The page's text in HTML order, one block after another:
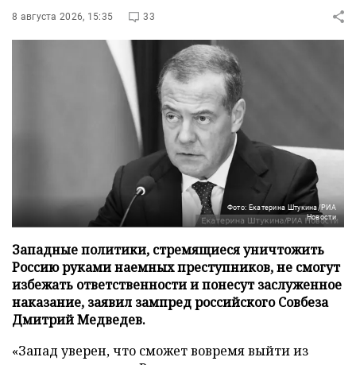
8 августа 2026, 15:35 33
Фото: Екатерина Штукина/РИА
Новости
Западные политики, стремящиеся уничтожить
Россию руками наемных преступников, не смогут
избежать ответственности и понесут заслуженное
наказание, заявил зампред российского Совбеза
Дмитрий Медведев.
«Запад уверен, что сможет вовремя выйти из